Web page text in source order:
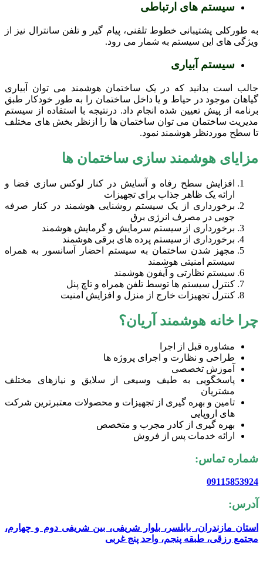
سیستم های ارتباطی
به طورکلی پشتیبانی خطوط تلفنی، پیام گیر و تلفن سانترال نیز از
ویژگی های این سیستم به شمار می رود.
سیستم آبیاری
جالب است بدانید که در یک ساختمان هوشمند می توان آبیاری
گیاهان موجود در حیاط و یا داخل ساختمان را به طور خودکار طبق
برنامه از پیش تعیین شده انجام داد. درنتیجه با استفاده از سیستم
مدیریت ساختمان می توان ساختمان ها را ازنظر بخش های مختلف
تا سطح موردنظر هوشمند نمود.
مزایای هوشمند سازی ساختمان ها
افزایش سطح رفاه و آسایش در کنار لوکس سازی فضا و
ارائه یک ظاهر جذاب برای تجهیزات
برخورداری از یک سیستم روشنایی هوشمند در کنار صرفه
جویی در مصرف انرژی برق
برخورداری از سیستم سرمایش و گرمایش هوشمند
برخورداری از سیستم پرده های برقی هوشمند
مجهز شدن ساختمان به سیستم احضار آسانسور به همراه
سیستم امنیتی هوشمند
سیستم نظارتی و آیفون هوشمند
کنترل سیستم ها توسط تلفن همراه و تاچ پنل
کنترل تجهیزات خارج از منزل و افزایش امنیت
چرا خانه هوشمند آریان؟
مشاوره قبل از اجرا
طراحی و نظارت و اجرای پروژه ها
آموزش تخصصی
پاسخگویی به طیف وسیعی از سلایق و نیاز‌های مختلف
مشتریان
تامین و بهره گیری از تجهیزات و محصولات معتبرترین شرکت
های اروپایی
بهره گیری از کادر مجرب و متخصص
ارائه خدمات پس از فروش
شماره تماس:
09115853924
آدرس:
استان مازندران، بابلسر، بلوار شریفی، بین شریفی دوم و چهارم،
مجتمع رزقی، طبقه پنجم، واحد پنج غربی